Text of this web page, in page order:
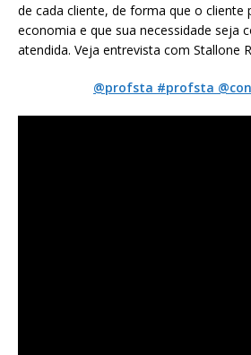
de cada cliente, de forma que o cliente
economia e que sua necessidade seja
atendida. Veja entrevista com Stallone
@profsta #profsta